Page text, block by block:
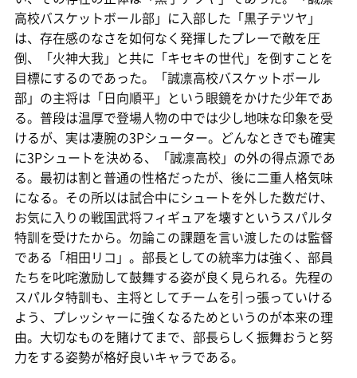
高校バスケットボール部」に入部した「黒子テツヤ」
は、存在感のなさを如何なく発揮したプレーで敵を圧
倒、「火神大我」と共に「キセキの世代」を倒すことを
目標にするのであった。「誠凛高校バスケットボール
部」の主将は「日向順平」という眼鏡をかけた少年であ
る。普段は温厚で登場人物の中では少し地味な印象を受
けるが、実は凄腕の3Pシューター。どんなときでも確実
に3Pシュートを決める、「誠凛高校」の外の得点源であ
る。最初は割と普通の性格だったが、後に二重人格気味
になる。その所以は試合中にシュートを外した数だけ、
お気に入りの戦国武将フィギュアを壊すというスパルタ
特訓を受けたから。勿論この課題を言い渡したのは監督
である「相田リコ」。部長としての統率力は強く、部員
たちを叱咤激励して鼓舞する姿が良く見られる。先程の
スパルタ特訓も、主将としてチームを引っ張っていける
よう、プレッシャーに強くなるためというのが本来の理
由。大切なものを賭けてまで、部長らしく振舞おうと努
力をする姿勢が格好良いキャラである。